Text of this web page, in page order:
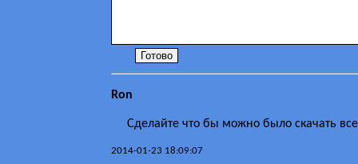
Ron
Сделайте что бы можно было скачать
2014-01-23 18:09:07